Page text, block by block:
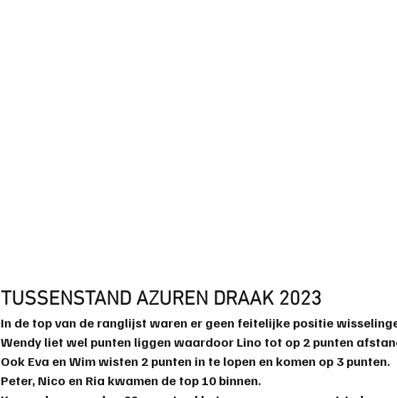
TUSSENSTAND AZUREN DRAAK 2023
In de top van de ranglijst waren er geen feitelijke positie
Wendy liet wel punten liggen waardoor Lino tot op 2 punten
Ook Eva en Wim wisten 2 punten in te lopen en komen op 3 punten.
Peter, Nico en Ria kwamen de top 10 binnen.